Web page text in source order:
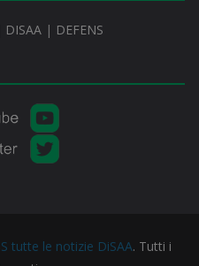
DISAA | DEFENS
tutte le notizie DiSAA. Tutti i